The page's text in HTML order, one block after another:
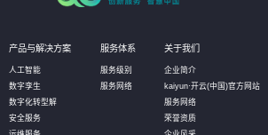
产品与解决方案
人工智能
数字孪生
数字化转型解
安全服务
服务体系
服务级别
服务网络
关于我们
企业简介
kaiyun·开云(中国)官方网站
服务网络
荣誉资质